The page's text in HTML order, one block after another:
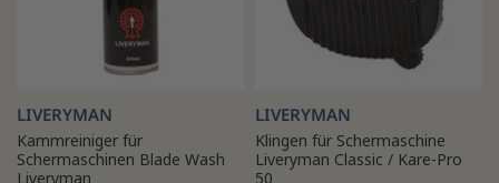
LIVERYMAN
Kammreiniger für
Schermaschinen Blade Wash
Liveryman
LIVERYMAN
Klingen für Schermaschine
Liveryman Classic / Kare-Pro
50